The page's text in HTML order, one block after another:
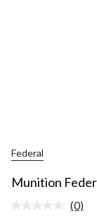
Federal
Munition
(0)